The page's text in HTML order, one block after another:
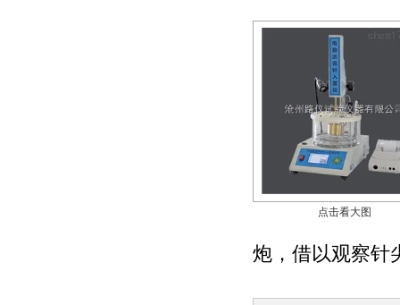
点击看大图
炮，借以观察针